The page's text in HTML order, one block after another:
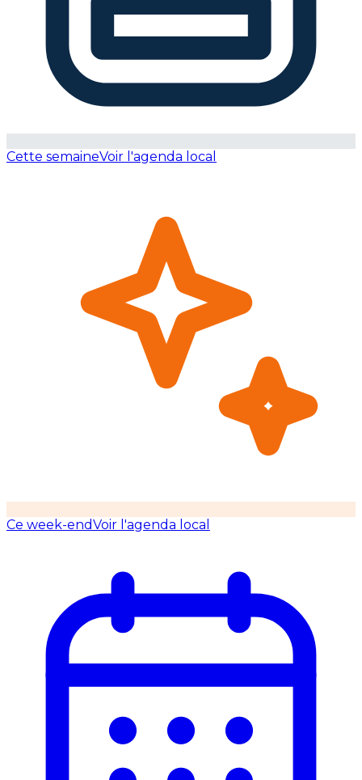
Cette semaineVoir l'agenda local
Ce week-endVoir l'agenda local